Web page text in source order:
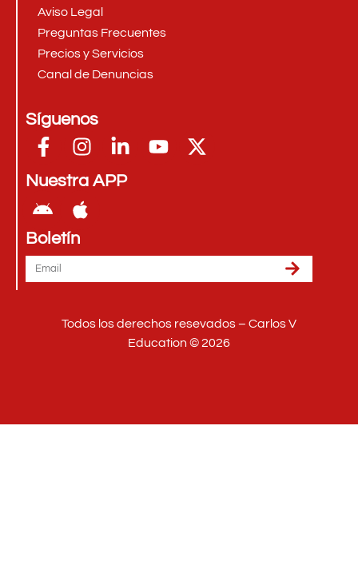
Aviso Legal
Preguntas Frecuentes
Precios y Servicios
Canal de Denuncias
Síguenos
Nuestra APP
Boletín
Todos los derechos resevados – Carlos V
Education © 2026